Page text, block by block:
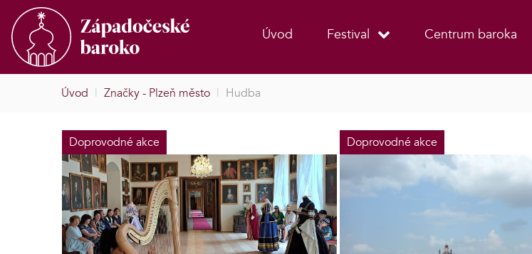
Úvod Festival Centrum baroka
Úvod | Značky - Plzeň město | Hudba
Doprovodné akce Doprovodné akce